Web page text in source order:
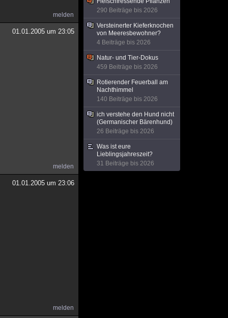
melden
01.01.2005 um 23:05
melden
01.01.2005 um 23:06
melden
290 Beiträge bis 2026
Versteinerter Kieferknochen
von Meeresbewohner?
4 Beiträge bis 2026
Natur- und Tier-Dokus
459 Beiträge bis 2026
Rotierender Feuerball am
Nachthimmel
140 Beiträge bis 2026
ich verstehe den Hund nicht
(Germanischer Bärenhund)
26 Beiträge bis 2026
Was ist eure
Lieblingsjahreszeit?
31 Beiträge bis 2026